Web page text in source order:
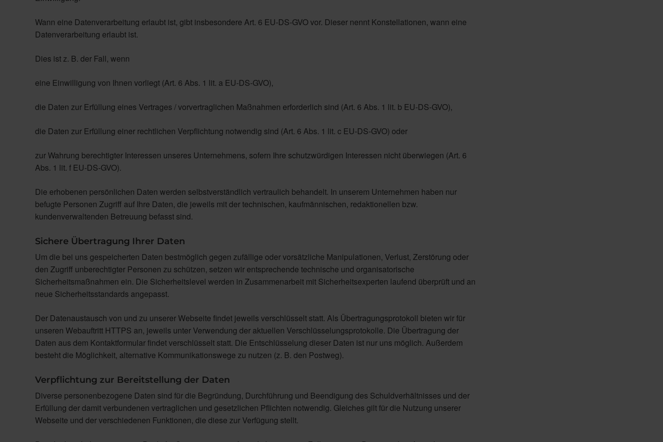
Wann eine Datenverarbeitung erlaubt ist, gibt insbesondere Art. 6 EU-DS-GVO vor. Dieser nennt Konstellationen, wann eine
Datenverarbeitung erlaubt ist.
Dies ist z. B. der Fall, wenn
eine Einwilligung von Ihnen vorliegt (Art. 6 Abs. 1 lit. a EU-DS-GVO),
die Daten zur Erfüllung eines Vertrages / vorvertraglichen Maßnahmen erforderlich sind (Art. 6 Abs. 1 lit. b EU-DS-GVO),
die Daten zur Erfüllung einer rechtlichen Verpflichtung notwendig sind (Art. 6 Abs. 1 lit. c EU-DS-GVO) oder
zur Wahrung berechtigter Interessen unseres Unternehmens, sofern Ihre schutzwürdigen Interessen nicht überwiegen (Art. 6
Abs. 1 lit. f EU-DS-GVO).
Die erhobenen persönlichen Daten werden selbstverständlich vertraulich behandelt. In unserem Unternehmen haben nur
befugte Personen Zugriff auf Ihre Daten, die jeweils mit der technischen, kaufmännischen, redaktionellen bzw.
kundenverwaltenden Betreuung befasst sind.
Sichere Übertragung Ihrer Daten
Um die bei uns gespeicherten Daten bestmöglich gegen zufällige oder vorsätzliche Manipulationen, Verlust, Zerstörung oder
den Zugriff unberechtigter Personen zu schützen, setzen wir entsprechende technische und organisatorische
Sicherheitsmaßnahmen ein. Die Sicherheitslevel werden in Zusammenarbeit mit Sicherheitsexperten laufend überprüft und an
neue Sicherheitsstandards angepasst.
Der Datenaustausch von und zu unserer Webseite findet jeweils verschlüsselt statt. Als Übertragungsprotokoll bieten wir für
unseren Webauftritt HTTPS an, jeweils unter Verwendung der aktuellen Verschlüsselungsprotokolle. Die Übertragung der
Daten aus dem Kontaktformular findet verschlüsselt statt. Die Entschlüsselung dieser Daten ist nur uns möglich. Außerdem
besteht die Möglichkeit, alternative Kommunikationswege zu nutzen (z. B. den Postweg).
Verpflichtung zur Bereitstellung der Daten
Diverse personenbezogene Daten sind für die Begründung, Durchführung und Beendigung des Schuldverhältnisses und der
Erfüllung der damit verbundenen vertraglichen und gesetzlichen Pflichten notwendig. Gleiches gilt für die Nutzung unserer
Webseite und der verschiedenen Funktionen, die diese zur Verfügung stellt.